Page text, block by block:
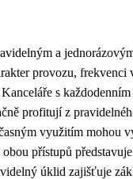
a
provozu, frekvenci
s
profitují z
využitím mohou
přístupů
úklid zajišťuje